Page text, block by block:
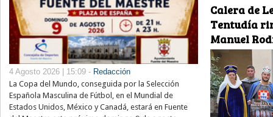
4 Agosto 2026 | 15:09 - Redacción
La Copa del Mundo, conseguida por la Selección
Española Masculina de Fútbol, en el Mundial de
Estados Unidos, México y Canadá, estará en Fuente
Calera de
Tentudía
Manuel